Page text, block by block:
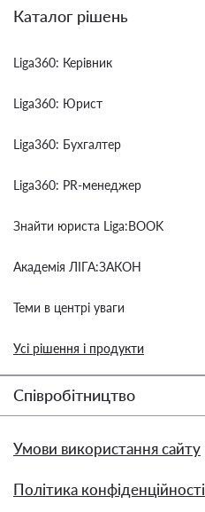
Каталог рішень
Liga360: Керівник
Liga360: Юрист
Liga360: Бухгалтер
Liga360: PR-менеджер
Знайти юриста Liga:BOOK
Академія ЛІГА:ЗАКОН
Теми в центрі уваги
Усі рішення і продукти
Співробітництво
Умови використання сайту
Політика конфіденційності